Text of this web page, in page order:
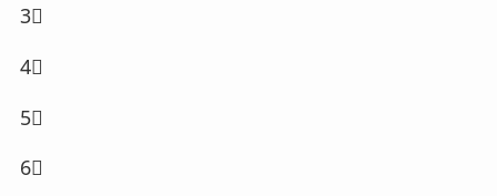
3⃣
4⃣
5⃣
6⃣